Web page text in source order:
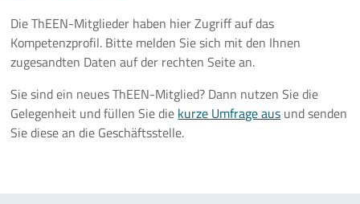
Aktivitäten
Aktuelles
Die ThEEN-Mitglieder haben hier Zugriff auf das
Kompetenzprofil. Bitte melden Sie sich mit den Ihnen
zugesandten Daten auf der rechten Seite an.
Sie sind ein neues ThEEN-Mitglied? Dann nutzen Sie die
Gelegenheit und füllen Sie die kurze Umfrage aus und senden
Sie diese an die Geschäftsstelle.